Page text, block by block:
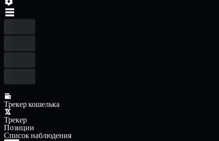
Трекер кошелька
Трекер
Позиции
Список наблюдения